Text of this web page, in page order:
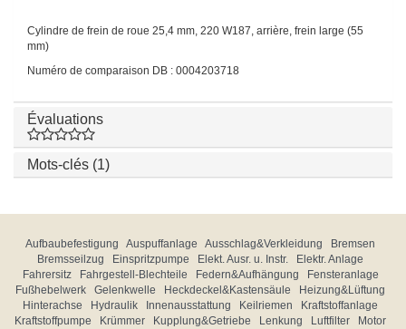
Cylindre de frein de roue 25,4 mm, 220 W187, arrière, frein large (55
mm)
Numéro de comparaison DB : 0004203718
Évaluations
Mots-clés (1)
Aufbaubefestigung Auspuffanlage Ausschlag&Verkleidung
Bremsen
Bremsseilzug
Einspritzpumpe Elekt. Ausr. u. Instr.
Elektr. Anlage
Fahrersitz
Fahrgestell-Blechteile Federn&Aufhängung
Fensteranlage
Fußhebelwerk
Gelenkwelle Heckdeckel&Kastensäule
Heizung&Lüftung
Hinterachse
Hydraulik Innenausstattung Keilriemen
Kraftstoffanlage
Kraftstoffpumpe
Krümmer Kupplung&Getriebe Lenkung Luftfilter
Motor